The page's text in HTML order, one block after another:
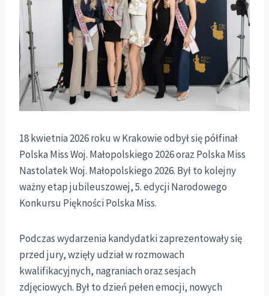
18 kwietnia 2026 roku w Krakowie odbył się półfinał
Polska Miss Woj. Małopolskiego 2026 oraz Polska Miss
Nastolatek Woj. Małopolskiego 2026. Był to kolejny
ważny etap jubileuszowej, 5. edycji Narodowego
Konkursu Piękności Polska Miss.
Podczas wydarzenia kandydatki zaprezentowały się
przed jury, wzięły udział w rozmowach
kwalifikacyjnych, nagraniach oraz sesjach
zdjęciowych. Był to dzień pełen emocji, nowych